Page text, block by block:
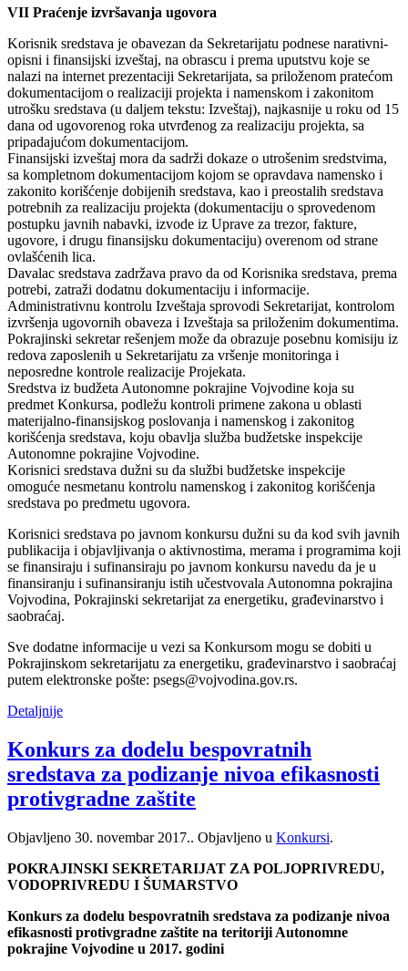
VII Praćenje izvršavanja ugovora
Korisnik sredstava je obavezan da Sekretarijatu podnese narativni-
opisni i finansijski izveštaj, na obrascu i prema uputstvu koje se
nalazi na internet prezentaciji Sekretarijata, sa priloženom pratećom
dokumentacijom o realizaciji projekta i namenskom i zakonitom
utrošku sredstava (u daljem tekstu: Izveštaj), najkasnije u roku od 15
dana od ugovorenog roka utvrđenog za realizaciju projekta, sa
pripadajućom dokumentacijom.
Finansijski izveštaj mora da sadrži dokaze o utrošenim sredstvima,
sa kompletnom dokumentacijom kojom se opravdava namensko i
zakonito korišćenje dobijenih sredstava, kao i preostalih sredstava
potrebnih za realizaciju projekta (dokumentaciju o sprovedenom
postupku javnih nabavki, izvode iz Uprave za trezor, fakture,
ugovore, i drugu finansijsku dokumentaciju) overenom od strane
ovlašćenih lica.
Davalac sredstava zadržava pravo da od Korisnika sredstava, prema
potrebi, zatraži dodatnu dokumentaciju i informacije.
Administrativnu kontrolu Izveštaja sprovodi Sekretarijat, kontrolom
izvršenja ugovornih obaveza i Izveštaja sa priloženim dokumentima.
Pokrajinski sekretar rešenjem može da obrazuje posebnu komisiju iz
redova zaposlenih u Sekretarijatu za vršenje monitoringa i
neposredne kontrole realizacije Projekata.
Sredstva iz budžeta Autonomne pokrajine Vojvodine koja su
predmet Konkursa, podležu kontroli primene zakona u oblasti
materijalno-finansijskog poslovanja i namenskog i zakonitog
korišćenja sredstava, koju obavlja služba budžetske inspekcije
Autonomne pokrajine Vojvodine.
Korisnici sredstava dužni su da službi budžetske inspekcije
omoguće nesmetanu kontrolu namenskog i zakonitog korišćenja
sredstava po predmetu ugovora.
Korisnici sredstava po javnom konkursu dužni su da kod svih javnih
publikacija i objavljivanja o aktivnostima, merama i programima koji
se finansiraju i sufinansiraju po javnom konkursu navedu da je u
finansiranju i sufinansiranju istih učestvovala Autonomna pokrajina
Vojvodina, Pokrajinski sekretarijat za energetiku, građevinarstvo i
saobraćaj.
Sve dodatne informacije u vezi sa Konkursom mogu se dobiti u
Pokrajinskom sekretarijatu za energetiku, građevinarstvo i saobraćaj
putem elektronske pošte: psegs@vojvodina.gov.rs.
Detaljnije
Konkurs za dodelu bespovratnih
sredstava za podizanje nivoa efikasnosti
protivgradne zaštite
Objavljeno 30. novembar 2017.. Objavljeno u Konkursi.
POKRAJINSKI SEKRETARIJAT ZA POLJOPRIVREDU,
VODOPRIVREDU I ŠUMARSTVO
Konkurs za dodelu bespovratnih sredstava za podizanje nivoa
efikasnosti protivgradne zaštite na teritoriji Autonomne
pokrajine Vojvodine u 2017. godini